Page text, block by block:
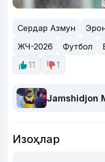
Сердар Азмун
ЖЧ-2026
Футбол
11
1
Jamshidjon
Изоҳлар